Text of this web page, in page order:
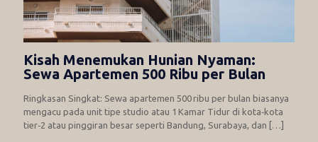
Kisah Menemukan Hunian Nyaman:
Sewa Apartemen 500 Ribu per Bulan
Ringkasan Singkat: Sewa apartemen 500 ribu per bulan biasanya
mengacu pada unit tipe studio atau 1 Kamar Tidur di kota‑kota
tier‑2 atau pinggiran besar seperti Bandung, Surabaya, dan […]